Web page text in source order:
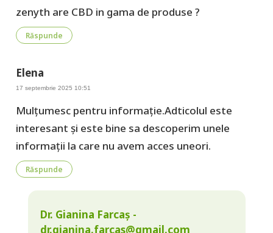
zenyth are CBD in gama de produse ?
Răspunde
Elena
17 septembrie 2025 10:51
Mulțumesc pentru informație.Adticolul este
interesant și este bine sa descoperim unele
informații la care nu avem acces uneori.
Răspunde
Dr. Gianina Farcaș -
dr.gianina.farcas@gmail.com